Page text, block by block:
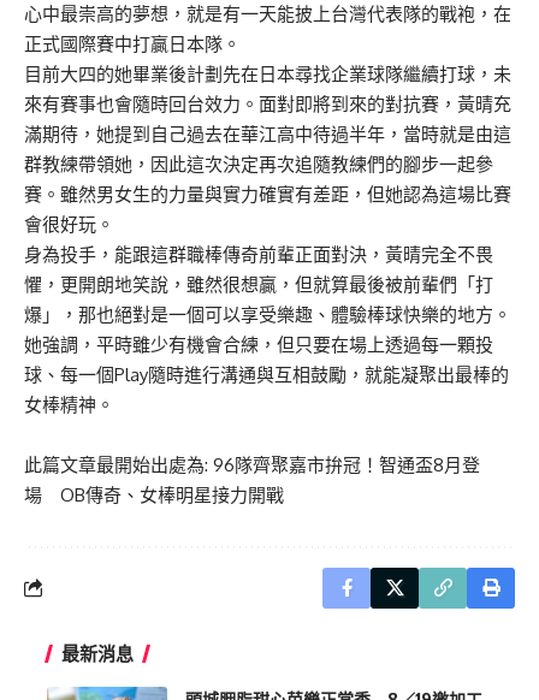
心中最崇高的夢想，就是有一天能披上台灣代表隊的戰袍，在
正式國際賽中打贏日本隊。
目前大四的她畢業後計劃先在日本尋找企業球隊繼續打球，未
來有賽事也會隨時回台效力。面對即將到來的對抗賽，黃晴充
滿期待，她提到自己過去在華江高中待過半年，當時就是由這
群教練帶領她，因此這次決定再次追隨教練們的腳步一起參
賽。雖然男女生的力量與實力確實有差距，但她認為這場比賽
會很好玩。
身為投手，能跟這群職棒傳奇前輩正面對決，黃晴完全不畏
懼，更開朗地笑說，雖然很想贏，但就算最後被前輩們「打
爆」，那也絕對是一個可以享受樂趣、體驗棒球快樂的地方。
她強調，平時雖少有機會合練，但只要在場上透過每一顆投
球、每一個Play隨時進行溝通與互相鼓勵，就能凝聚出最棒的
女棒精神。
此篇文章最開始出處為: 96隊齊聚嘉市拚冠！智通盃8月登
場 OB傳奇、女棒明星接力開戰
最新消息